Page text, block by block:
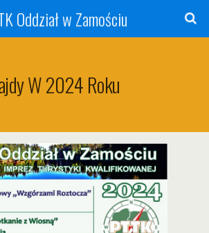
Oddział w Zamościu
W 2024 Roku